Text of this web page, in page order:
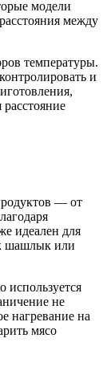
модели
между
температуры.
и
— от
идеален для
шашлык или
используется
не
нагревание на
мясо